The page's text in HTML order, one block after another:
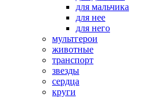
для мальчика
для нее
для него
мультгерои
животные
транспорт
звезды
сердца
круги